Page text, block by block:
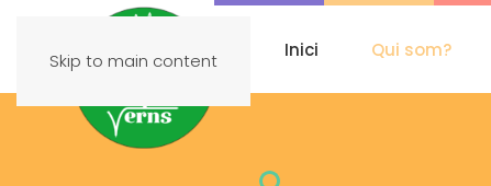
Skip to main content Inici Qui som?